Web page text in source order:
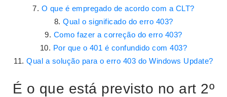
O que é empregado de acordo com a CLT?
Qual o significado do erro 403?
Como fazer a correção do erro 403?
Por que o 401 é confundido com 403?
Qual a solução para o erro 403 do Windows Update?
É o que está previsto no art 2º